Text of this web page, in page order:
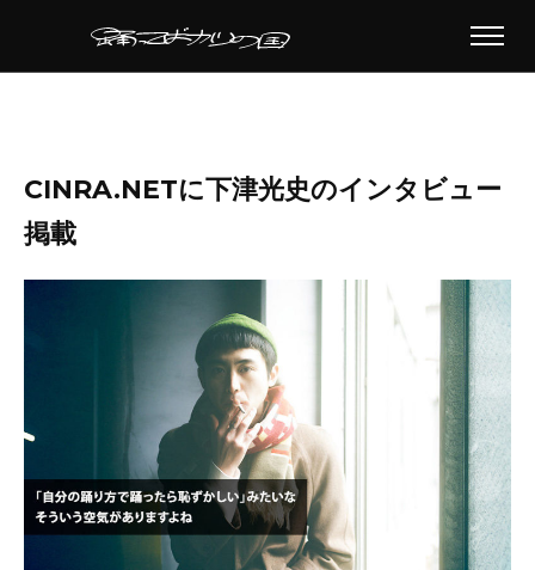
CINRA.NETに下津光史のインタビュー
掲載